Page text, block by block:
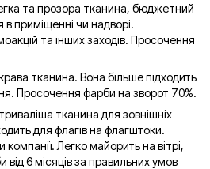
та прозора тканина, бюджетний
приміщенні чи надворі.
та інших заходів. Просочення
тканина. Вона більше підходить
Просочення фарби на зворот 70%.
тканина для зовнішніх
для флагів на флагштоки.
Легко майорить на вітрі,
6 місяців за правильних умов